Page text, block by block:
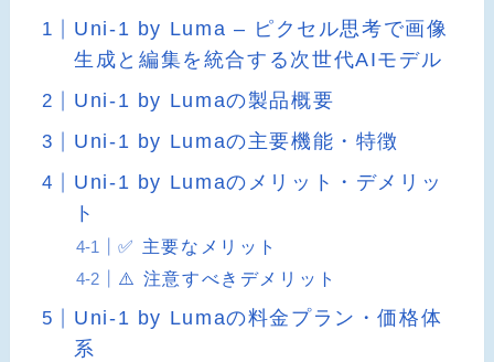
Uni-1 by Luma – ピクセル思考で画像
生成と編集を統合する次世代AIモデル
Uni-1 by Lumaの製品概要
Uni-1 by Lumaの主要機能・特徴
Uni-1 by Lumaのメリット・デメリッ
ト
✅ 主要なメリット
⚠️ 注意すべきデメリット
Uni-1 by Lumaの料金プラン・価格体
系